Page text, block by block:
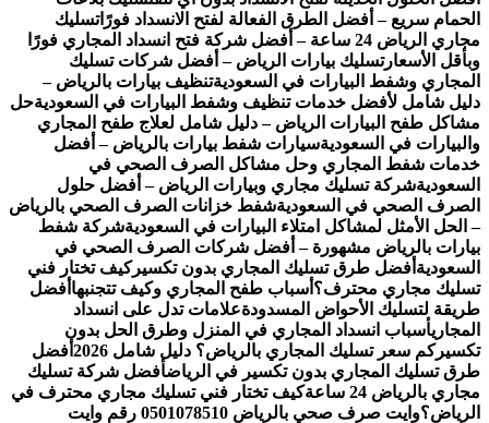
الحمام سريع – أفضل الطرق الفعالة لفتح الانسداد فورًاتسليك
مجاري الرياض 24 ساعة – أفضل شركة فتح انسداد المجاري فورًا
وبأقل الأسعارتسليك بيارات الرياض – أفضل شركات تسليك
المجاري وشفط البيارات في السعوديةتنظيف بيارات بالرياض –
دليل شامل لأفضل خدمات تنظيف وشفط البيارات في السعوديةحل
مشاكل طفح البيارات الرياض – دليل شامل لعلاج طفح المجاري
والبيارات في السعوديةسيارات شفط بيارات بالرياض – أفضل
خدمات شفط المجاري وحل مشاكل الصرف الصحي في
السعوديةشركة تسليك مجاري وبيارات الرياض – أفضل حلول
الصرف الصحي في السعوديةشفط خزانات الصرف الصحي بالرياض
– الحل الأمثل لمشاكل امتلاء البيارات في السعوديةشركة شفط
بيارات بالرياض مشهورة – أفضل شركات الصرف الصحي في
السعودية أفضل طرق تسليك المجاري بدون تكسيركيف تختار فني
تسليك مجاري محترف؟ أسباب طفح المجاري وكيف تتجنبها أفضل
طريقة لتسليك الأحواض المسدودةعلامات تدل على انسداد
المجاريأسباب انسداد المجاري في المنزل وطرق الحل بدون
تكسيركم سعر تسليك المجاري بالرياض؟ دليل شامل 2026
أفضل
طرق تسليك المجاري بدون تكسير في الرياضأفضل شركة تسليك
مجاري بالرياض 24 ساعة
كيف تختار فني تسليك مجاري محترف في
الرياض؟
وايت صرف صحي بالرياض 0501078510 رقم وايت